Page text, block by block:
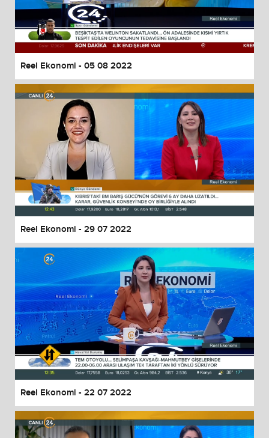
Reel Ekonomi - 05 08 2022
Reel Ekonomi - 29 07 2022
Reel Ekonomi - 22 07 2022